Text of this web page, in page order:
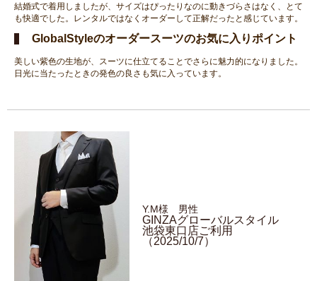
結婚式で着用しましたが、サイズはぴったりなのに動きづらさはなく、とて
も快適でした。レンタルではなくオーダーして正解だったと感じています。
GlobalStyleのオーダースーツのお気に入りポイント
美しい紫色の生地が、スーツに仕立てることでさらに魅力的になりました。
日光に当たったときの発色の良さも気に入っています。
Y.M様 男性
GINZAグローバルスタイル
池袋東口店ご利用
（2025/10/7）